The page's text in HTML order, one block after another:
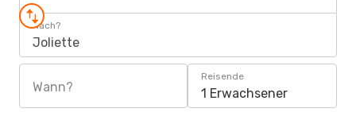
Nach?
Joliette
Wann?
Reisende
1 Erwachsener